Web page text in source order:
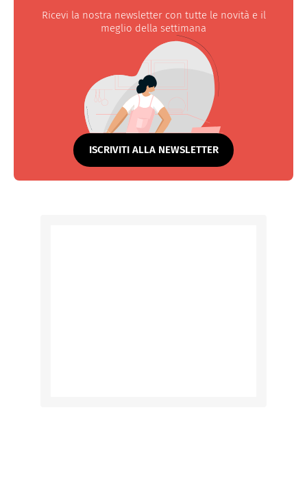
Ricevi la nostra newsletter con tutte le novità e il
meglio della settimana
ISCRIVITI ALLA NEWSLETTER